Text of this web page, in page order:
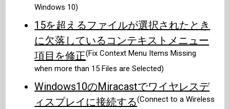
Windows 10)
15を超えるファイルが選択されたとき
に欠落しているコンテキストメニュー
項目を修正(Fix Context Menu Items Missing
when more than 15 Files are Selected)
Windows10のMiracastでワイヤレスデ
ィスプレイに接続する(Connect to a Wireless